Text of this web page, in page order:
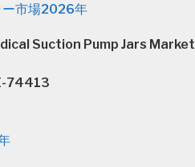
ー市場2026年
Suction Pump Jars Market
74413